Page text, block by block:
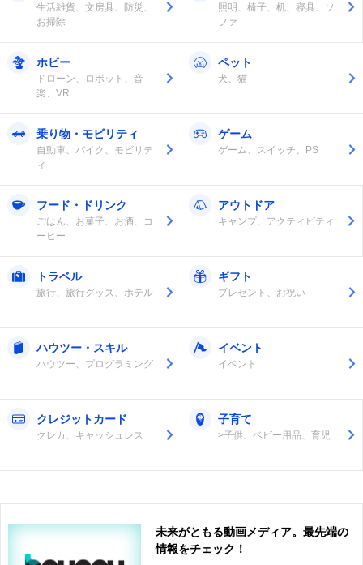
生活雑貨、文房具、防災、
お掃除
照明、椅子、机、寝具、ソ
ファ
ホビー
ドローン、ロボット、音
楽、VR
ペット
犬、猫
乗り物・モビリティ
自動車、バイク、モビリテ
ィ
ゲーム
ゲーム、スイッチ、PS
フード・ドリンク
ごはん、お菓子、お酒、コ
ーヒー
アウトドア
キャンプ、アクティビティ
トラベル
旅行、旅行グッズ、ホテル
ギフト
プレゼント、お祝い
ハウツー・スキル
ハウツー、プログラミング
イベント
イベント
クレジットカード
クレカ、キャッシュレス
子育て
>子供、ベビー用品、育児
未来がともる動画メディア。最先端の
情報をチェック！